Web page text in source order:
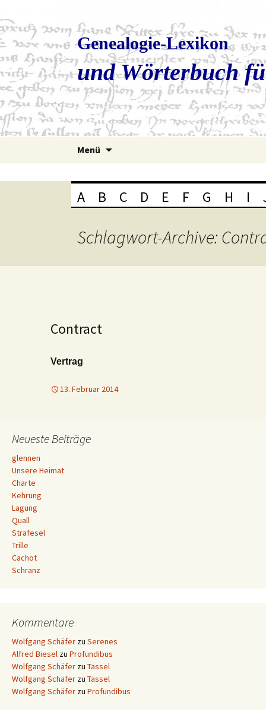
Genealogie-Lexikon
und Wörterbuch
Menü
A B C D E F G H I
Schlagwort-Archive:
Contract
Vertrag
13. Februar 2014
Neueste Beiträge
glennen
Unsere Heimat
Charte
Kehrung
Lagung
Quall
Strafesel
Trille
Cachot
Schranz
Kommentare
Wolfgang Schäfer zu Serenes
Alfred Biesel zu Profundibus
Wolfgang Schäfer zu Tassel
Wolfgang Schäfer zu Tassel
Wolfgang Schäfer zu Profundibus